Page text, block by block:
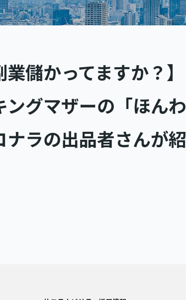
儲かってますか？】
グマザーの「ほんわ
ラの出品者さんが紹